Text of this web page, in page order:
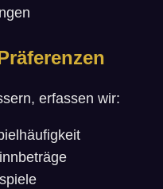
erfassen wir: